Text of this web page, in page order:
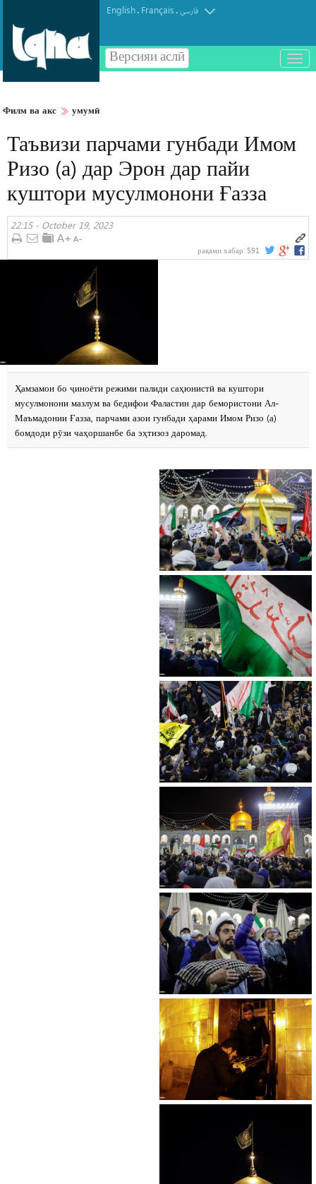
English. Français.فارسی
Версияи аслӣ
باز
و
Филм ва акс умумӣ
Таъвизи парчами гунбади Имом
Ризо (а) дар Эрон дар пайи
куштори мусулмонони Ғазза
22:15 - October 19, 2023
рақами хабар: 591
Ҳамзамон бо ҷиноёти режими палиди саҳюнистӣ ва куштори
мусулмонони мазлум ва бедифои Фаластин дар бемористони Ал-
Маъмадонии Ғазза, парчами азои гунбади ҳарами Имом Ризо (а)
бомдоди рӯзи чаҳоршанбе ба эҳтизоз даромад.